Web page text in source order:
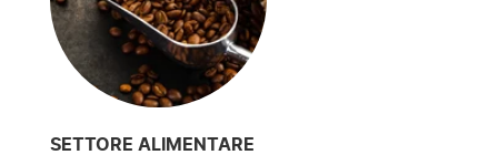
SETTORE ALIMENTARE